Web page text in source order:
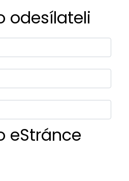
odesílateli
eStránce